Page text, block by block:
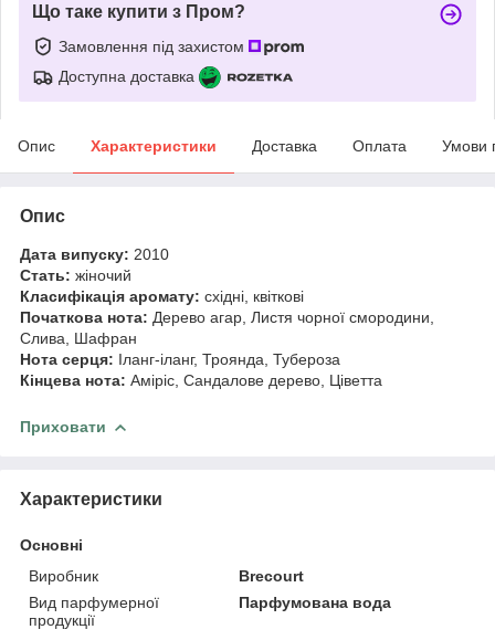
Що таке купити з Пром?
Замовлення під захистом
Доступна доставка
Опис Характеристики Доставка Оплата Умови
Опис
Дата випуску: 2010
Стать: жіночий
Класифікація аромату: східні, квіткові
Початкова нота: Дерево агар, Листя чорної смородини,
Слива, Шафран
Нота серця: Іланг-іланг, Троянда, Тубероза
Кінцева нота: Аміріс, Сандалове дерево, Ціветта
Приховати
Характеристики
Основні
Виробник
Brecourt
Вид парфумерної
продукції
Парфумована вода